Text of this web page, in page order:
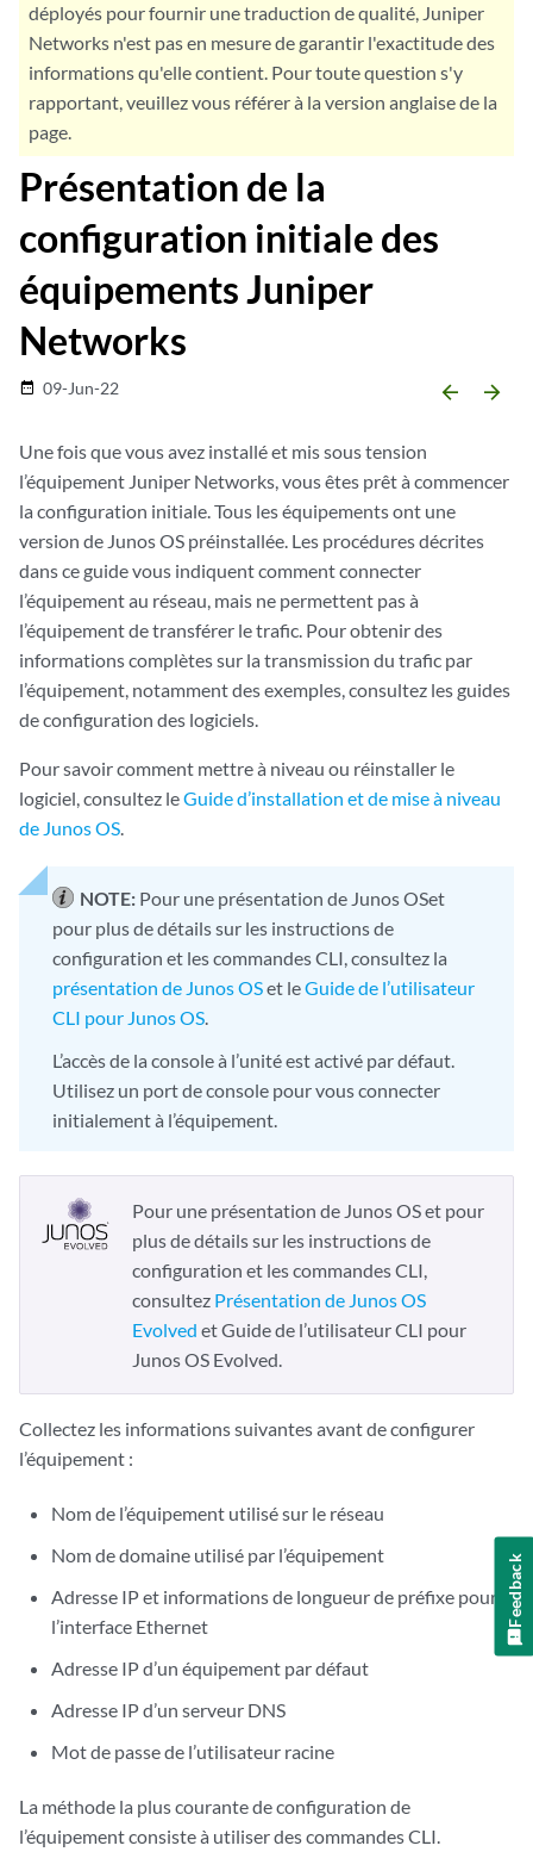
déployés pour fournir une traduction de qualité, Juniper
Networks n'est pas en mesure de garantir l'exactitude des
informations qu'elle contient. Pour toute question s'y
rapportant, veuillez vous référer à la version anglaise de la
page.
Présentation de la
configuration initiale des
équipements Juniper
Networks
date_range 09-Jun-22 arrow_backward arrow_forward
Une fois que vous avez installé et mis sous tension
l’équipement Juniper Networks, vous êtes prêt à commencer
la configuration initiale. Tous les équipements ont une
version de Junos OS préinstallée. Les procédures décrites
dans ce guide vous indiquent comment connecter
l’équipement au réseau, mais ne permettent pas à
l’équipement de transférer le trafic. Pour obtenir des
informations complètes sur la transmission du trafic par
l’équipement, notamment des exemples, consultez les guides
de configuration des logiciels.
Pour savoir comment mettre à niveau ou réinstaller le
logiciel, consultez leGuide d’installation et de mise à niveau
de Junos OS.
NOTE: Pour une présentation de Junos OSet
pour plus de détails sur les instructions de
configuration et les commandes CLI, consultez la
présentation de Junos OSet leGuide de l’utilisateur
CLI pour Junos OS.
L’accès de la console à l’unité est activé par défaut.
Utilisez un port de console pour vous connecter
initialement à l’équipement.
Pour une présentation de Junos OSet pour
plus de détails sur les instructions de
configuration et les commandes CLI,
consultez Présentation de Junos OS
Evolved et Guide de l’utilisateur CLI pour
Junos OS Evolved.
Collectez les informations suivantes avant de configurer
l’équipement :
Nom de l’équipement utilisé sur le réseau
Nom de domaine utilisé par l’équipement
Adresse IP et informations de longueur de préfixe pour
l’interface Ethernet
Adresse IP d’un équipement par défaut
Adresse IP d’un serveur DNS
Mot de passe de l’utilisateur racine
La méthode la plus courante de configuration de
l’équipement consiste à utiliser des commandes CLI.
Feedback